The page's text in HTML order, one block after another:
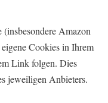
(insbesondere Amazon
Cookies in Ihrem
Link folgen. Dies
jeweiligen Anbieters.